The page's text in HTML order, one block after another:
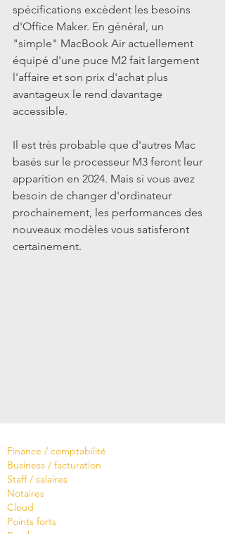
spécifications excèdent les besoins
d'Office Maker. En général, un
"simple" MacBook Air actuellement
équipé d'une puce M2 fait largement
l'affaire et son prix d'achat plus
avantageux le rend davantage
accessible.
Il est très probable que d'autres Mac
basés sur le processeur M3 feront leur
apparition en 2024. Mais si vous avez
besoin de changer d'ordinateur
prochainement, les performances des
nouveaux modèles vous satisferont
certainement.
Finance / comptabilité
Business / facturation
Staff / salaires
Notaires
Cloud
Points forts